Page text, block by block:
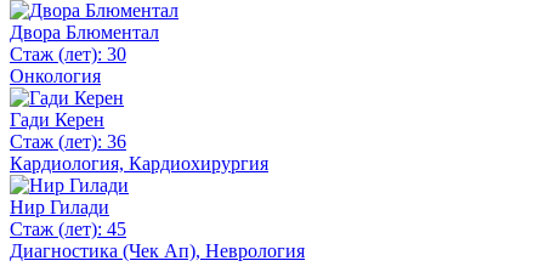
Двора Блюментал
Стаж (лет): 30
Онкология
Гади Керен
Стаж (лет): 36
Кардиология, Кардиохирургия
Нир Гилади
Стаж (лет): 45
Диагностика (Чек Ап), Неврология